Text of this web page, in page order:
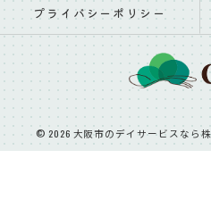
プライバシーポリシー
© 2026 大阪市のデイサービスなら株